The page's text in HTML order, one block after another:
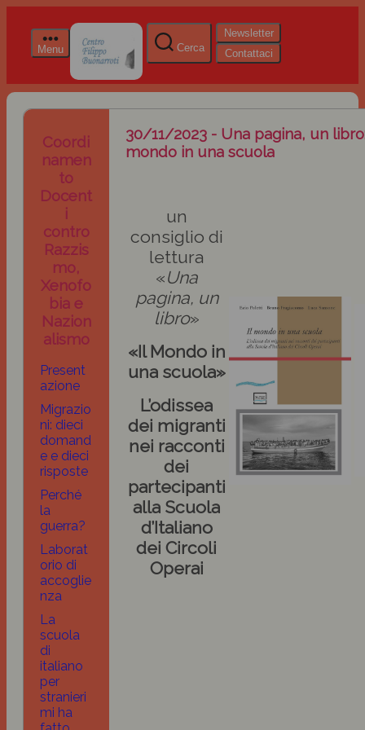
Menu Cerca
Newsletter
Contattaci
Coordi
namen
to
Docent
i
contro
Razzis
mo,
Xenofo
bia e
Nazion
alismo
Present
azione
Migrazio
ni: dieci
domand
e e dieci
risposte
Perché
la
guerra?
Laborat
orio di
accoglie
nza
La
scuola
di
italiano
per
stranieri
mi ha
30/11/2023 - Una pagina, un
mondo in una scuola
un
consiglio di
lettura
«Una
pagina, un
libro»
«Il Mondo in
una scuola»
L’odissea
dei migranti
nei racconti
dei
partecipanti
alla Scuola
d’Italiano
dei Circoli
Operai